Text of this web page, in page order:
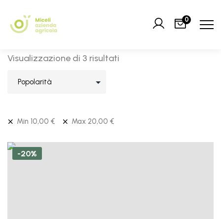
0
Visualizzazione di 3 risultati
Min 10,00 € Max 20,00 €
-20%